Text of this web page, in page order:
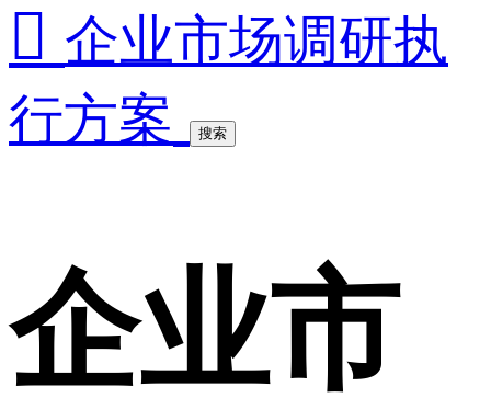
 企业市场调研执
行方案
搜索
企业市